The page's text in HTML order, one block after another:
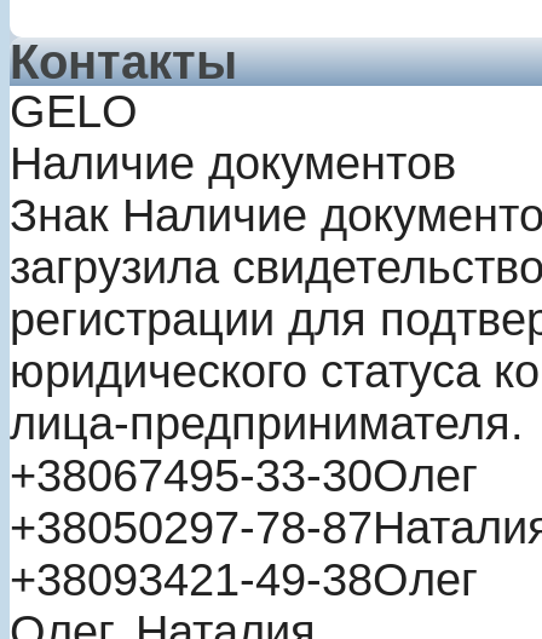
Контакты
GELO
Наличие документов
Знак Наличие
загрузила
регистрации для
юридического статуса
лица-предпринимателя.
+38067495-33-30Олег
+38050297-78-87
+38093421-49-38Олег